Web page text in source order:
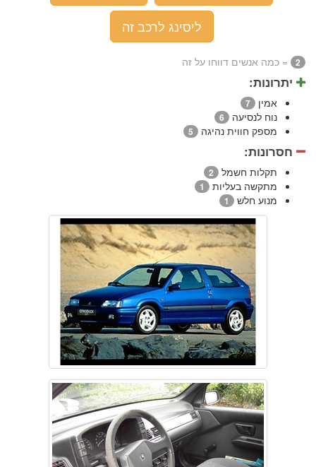
ליסינג לרכב זה
2 = כמה אנשים דווחו על זה
יתרונות:
אמין 7
נוח לנסיעה 6
מספק חווית נהיגה 5
חסרונות:
תקלות חשמל 2
מתקשה בעליות 1
מנוע חלש 1